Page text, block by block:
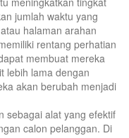
jumlah waktu yang
halaman arahan
rentang perhatian
membuat mereka
lebih lama dengan
akan berubah menjadi
sebagai alat yang efektif
calon pelanggan. Di